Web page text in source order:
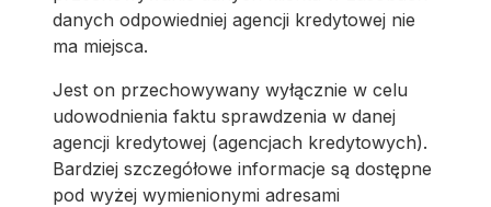
danych odpowiedniej agencji kredytowej nie
ma miejsca.
Jest on przechowywany wyłącznie w celu
udowodnienia faktu sprawdzenia w danej
agencji kredytowej (agencjach kredytowych).
Bardziej szczegółowe informacje są dostępne
pod wyżej wymienionymi adresami